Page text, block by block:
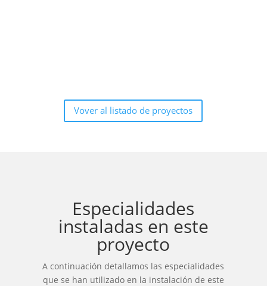
Vover al listado de proyectos
Especialidades
instaladas en este
proyecto
A continuación detallamos las especialidades
que se han utilizado en la instalación de este